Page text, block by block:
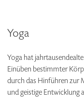
Yoga
Yoga hat
Einüben bestimmter
durch das Hinführen zur
und geistige Entwicklung